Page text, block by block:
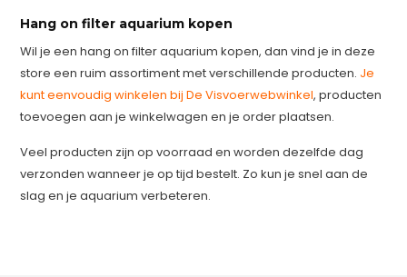
Hang on filter aquarium kopen
Wil je een hang on filter aquarium kopen, dan vind je in deze
store een ruim assortiment met verschillende producten. Je
kunt eenvoudig winkelen bij De Visvoerwebwinkel, producten
toevoegen aan je winkelwagen en je order plaatsen.
Veel producten zijn op voorraad en worden dezelfde dag
verzonden wanneer je op tijd bestelt. Zo kun je snel aan de
slag en je aquarium verbeteren.